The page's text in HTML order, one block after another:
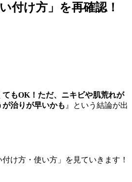
付け方」を再確認！
もOK！ただ、ニキビや肌荒れが
治りが早いかも 』という結論が出
け方・使い方 」を見ていきます！